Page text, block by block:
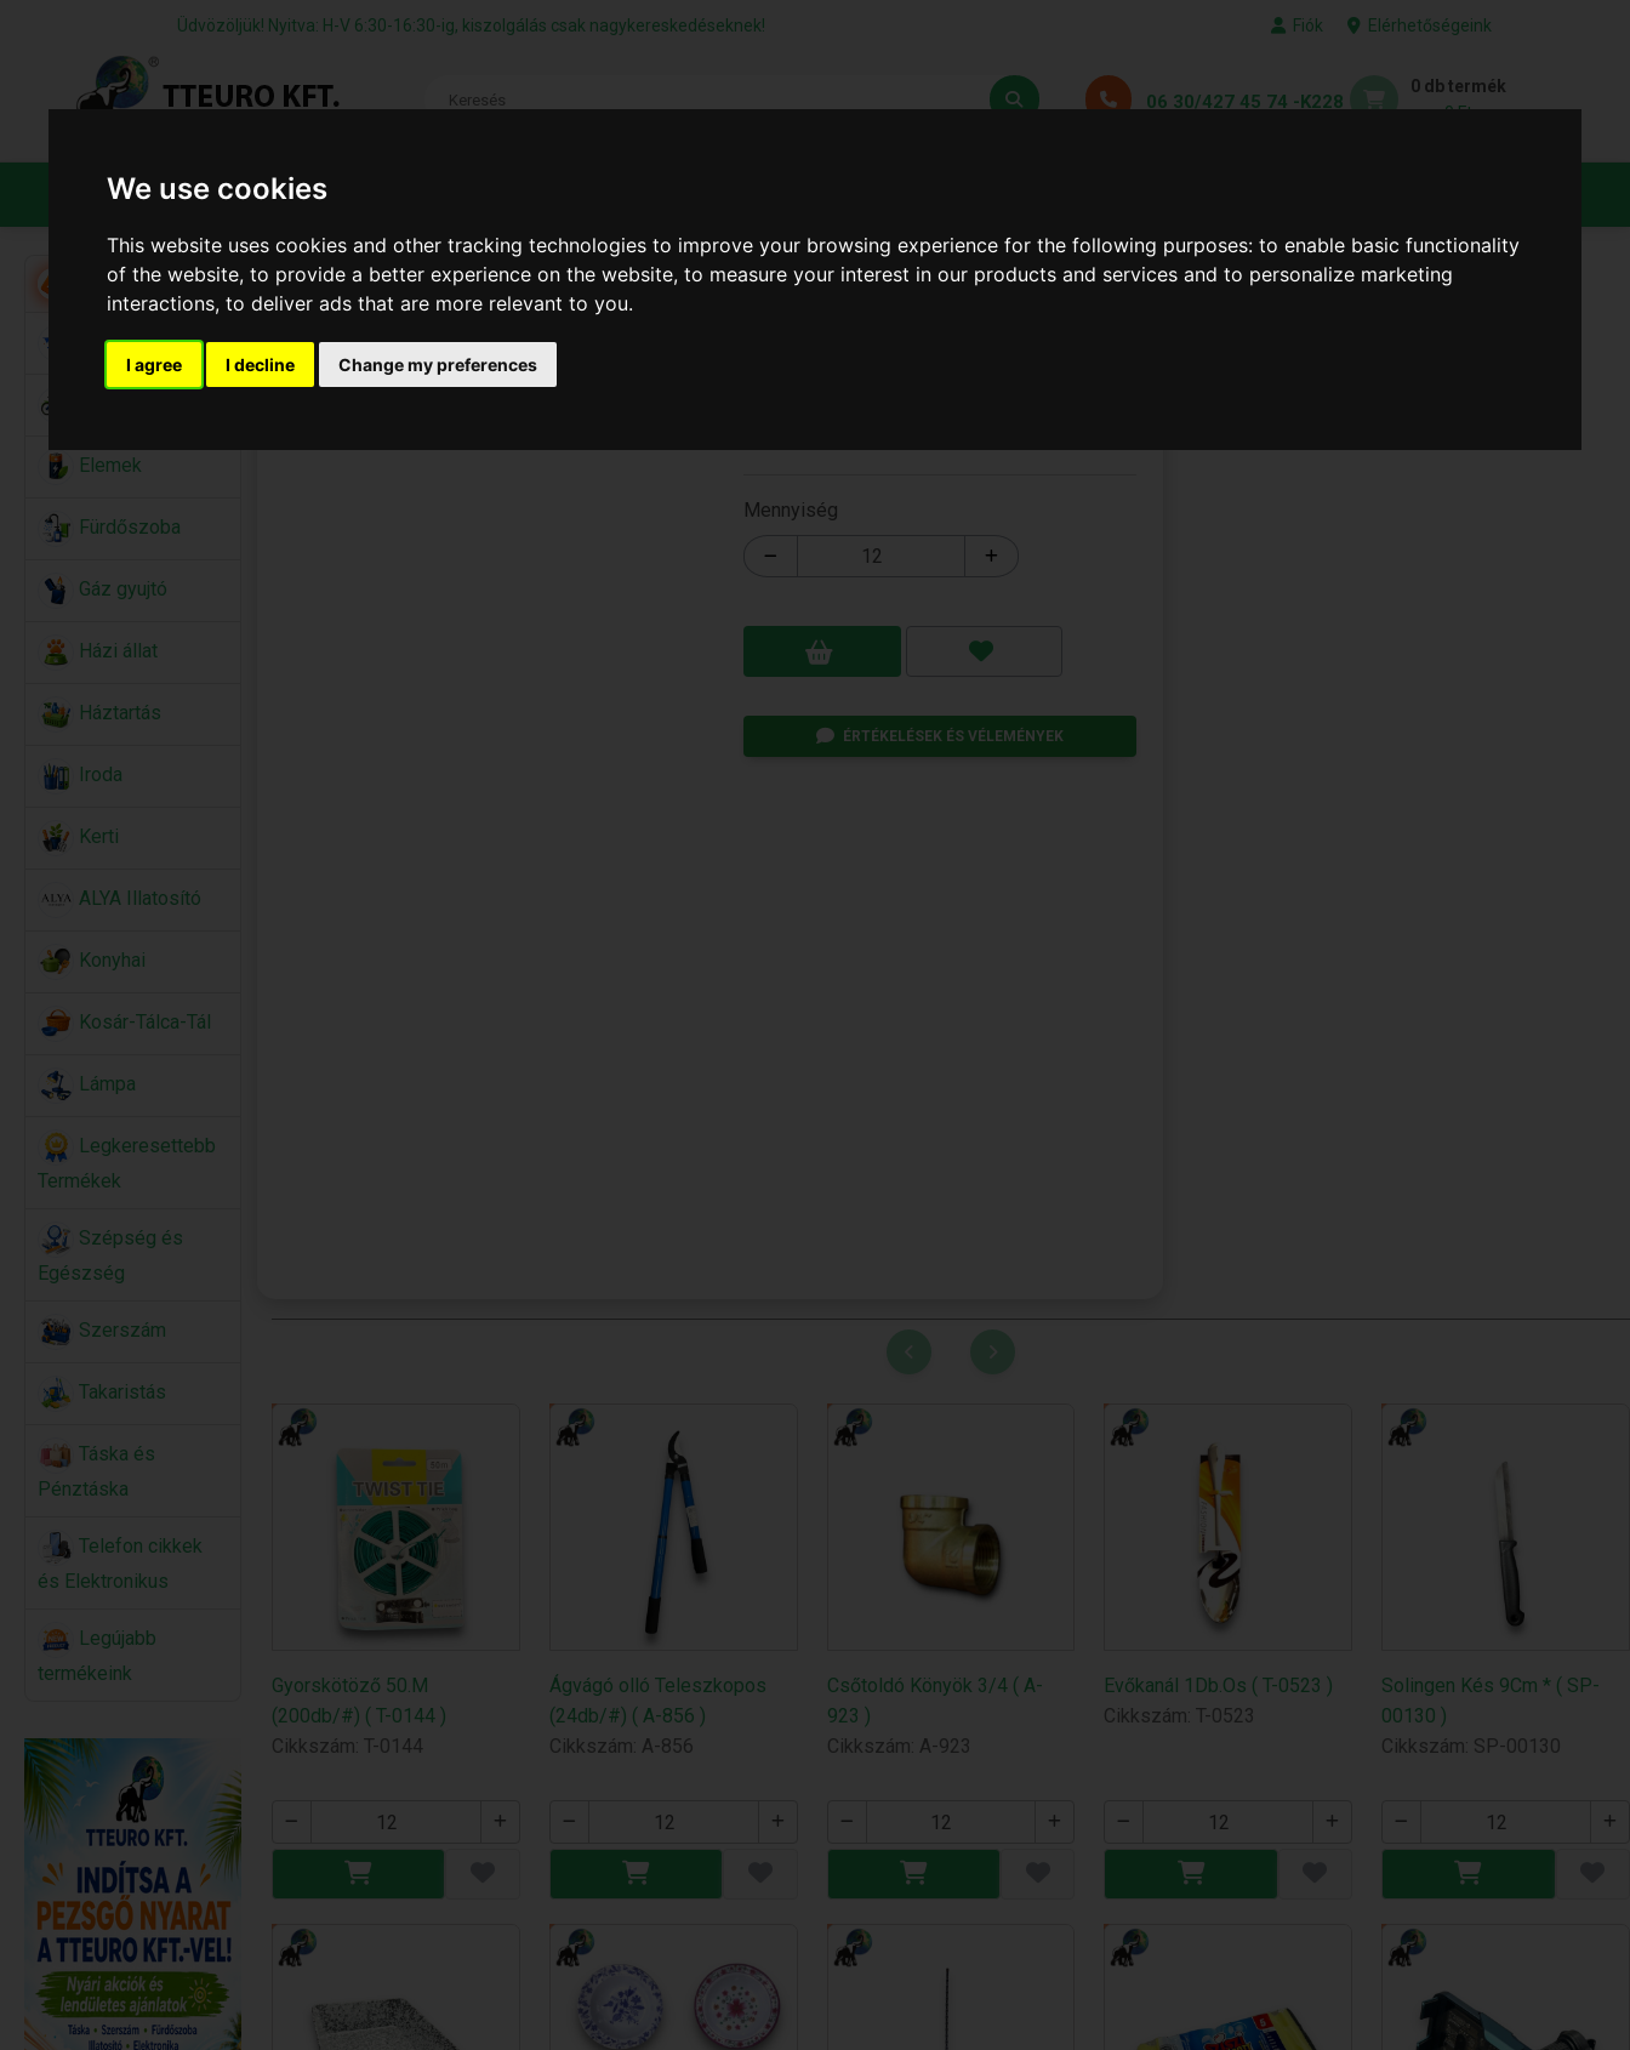
We use cookies
This website uses cookies and other tracking technologies to improve your browsing experience for the following purposes:to enable basic functionality
of the website,to provide a better experience on the website,to measure your interest in our products and services and to personalize marketing
interactions,to deliver ads that are more relevant to you.
I agree I decline Change my preferences
Üdvözöljük! Nyitva: H-V 6:30-16:30-ig, kiszolgálás csak nagykereskedéseknek! Fiók Elérhetőségeink
06 30/427 45 74 -K228
0 db termék
0 Ft
TERMÉKEK
Akció
Alkalmi Kellékek
Elemek
Fürdőszoba
Gáz gyujtó
Házi állat
Háztartás
Iroda
Kerti
ALYA Illatosító
Konyhai
Kosár-Tálca-Tál
Lámpa
Legkeresettebb
Termékek
Szépség és
Egészség
Szerszám
Takaristás
Táska és
Pénztáska
Telefon cikkek
és Elektronikus
Legújabb
termékeink
Mennyiség
ÉRTÉKELÉSEK ÉS VÉLEMÉNYEK
Gyorskötöző 50.M
(200db/#) ( T-0144 )
Cikkszám: T-0144
Ágvágó olló Teleszkopos
(24db/#) ( A-856 )
Cikkszám: A-856
Csőtoldó Könyök 3/4 ( A-
923 )
Cikkszám: A-923
Evőkanál 1Db.Os ( T-0523 )
Cikkszám: T-0523
Solingen Kés 9Cm * ( SP-
00130 )
Cikkszám: SP-00130